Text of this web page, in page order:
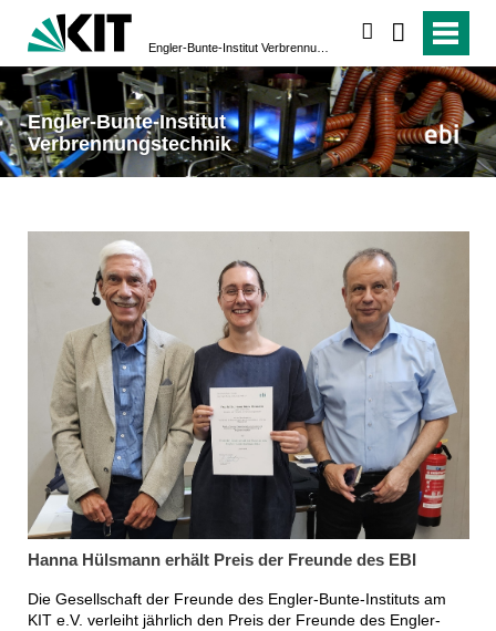
Engler-Bunte-Institut
Verbrennungstechnik
Hanna Hülsmann erhält Preis der Freunde des EBI
Die Gesellschaft der Freunde des Engler-Bunte-Instituts am
KIT e.V. verleiht jährlich den Preis der Freunde des Engler-